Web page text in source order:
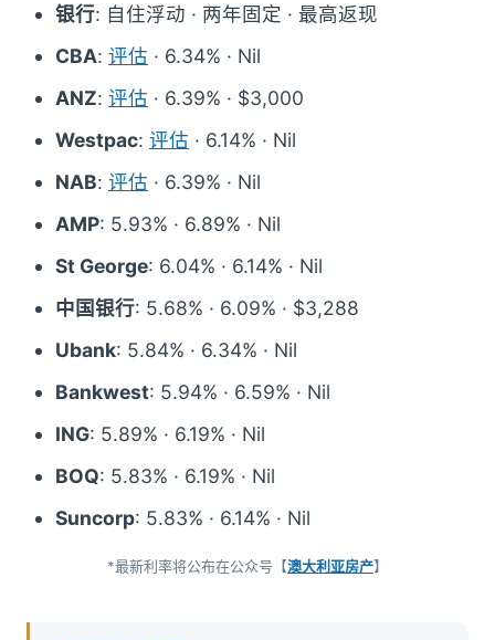
银行: 自住浮动 · 两年固定 · 最高返现
CBA: 评估 · 6.34% · Nil
ANZ: 评估 · 6.39% · $3,000
Westpac: 评估 · 6.14% · Nil
NAB: 评估 · 6.39% · Nil
AMP: 5.93% · 6.89% · Nil
St George: 6.04% · 6.14% · Nil
中国银行: 5.68% · 6.09% · $3,288
Ubank: 5.84% · 6.34% · Nil
Bankwest: 5.94% · 6.59% · Nil
ING: 5.89% · 6.19% · Nil
BOQ: 5.83% · 6.19% · Nil
Suncorp: 5.83% · 6.14% · Nil
*最新利率将公布在公众号【澳大利亚房产】